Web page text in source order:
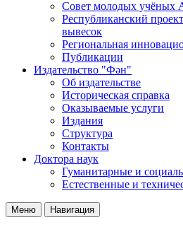
Совет молодых учёных
Республиканский
вывесок
Региональная
Публикации
Издательство "Фән"
Об издательстве
Историческая справка
Оказываемые услуги
Издания
Структура
Контакты
Доктора наук
Гуманитарные и
Естественные и
Меню Навигация